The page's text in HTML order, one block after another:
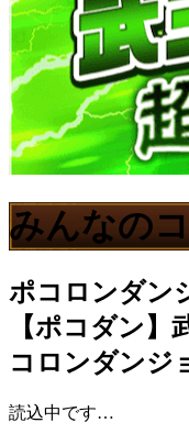
みんなの
ポコロンダン
【ポコダン】
コロンダンジ
読込中です…